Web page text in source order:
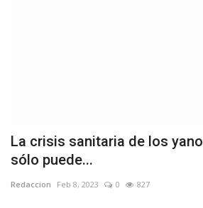
La crisis sanitaria de los
sólo puede...
Redaccion Feb 8, 2023 0 827